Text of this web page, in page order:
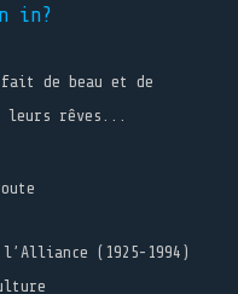
in?
fait de beau et de
rêves...
(1925-1994)